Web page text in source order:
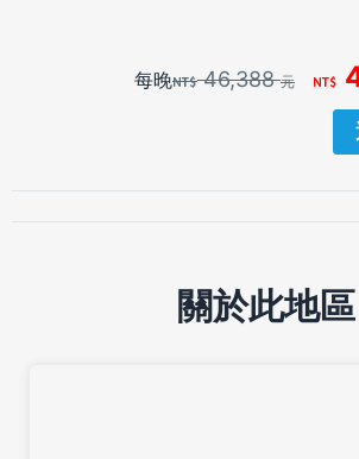
每晚 46,388元
關於此地區